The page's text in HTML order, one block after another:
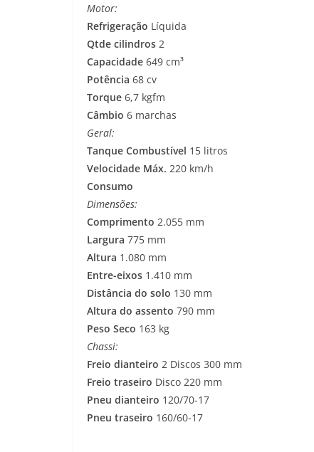
p
m
Motor:
Refrigeração Líquida
Qtde cilindros 2
Capacidade 649 cm³
Potência 68 cv
Torque 6,7 kgfm
Câmbio 6 marchas
Geral:
Tanque Combustível 15 litros
Velocidade Máx. 220 km/h
Consumo
Dimensões:
Comprimento 2.055 mm
Largura 775 mm
Altura 1.080 mm
Entre-eixos 1.410 mm
Distância do solo 130 mm
Altura do assento 790 mm
Peso Seco 163 kg
Chassi:
Freio dianteiro 2 Discos 300 mm
Freio traseiro Disco 220 mm
Pneu dianteiro 120/70-17
Pneu traseiro 160/60-17